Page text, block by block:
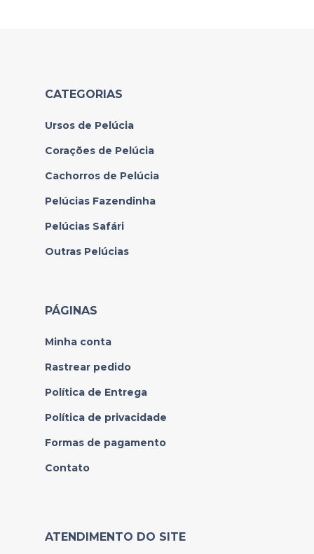
CATEGORIAS
Ursos de Pelúcia
Corações de Pelúcia
Cachorros de Pelúcia
Pelúcias Fazendinha
Pelúcias Safári
Outras Pelúcias
PÁGINAS
Minha conta
Rastrear pedido
Política de Entrega
Política de privacidade
Formas de pagamento
Contato
ATENDIMENTO DO SITE